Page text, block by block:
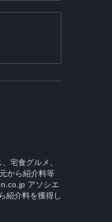
宅食グルメ、
から紹介料等
アソシエ
紹介料を獲得し